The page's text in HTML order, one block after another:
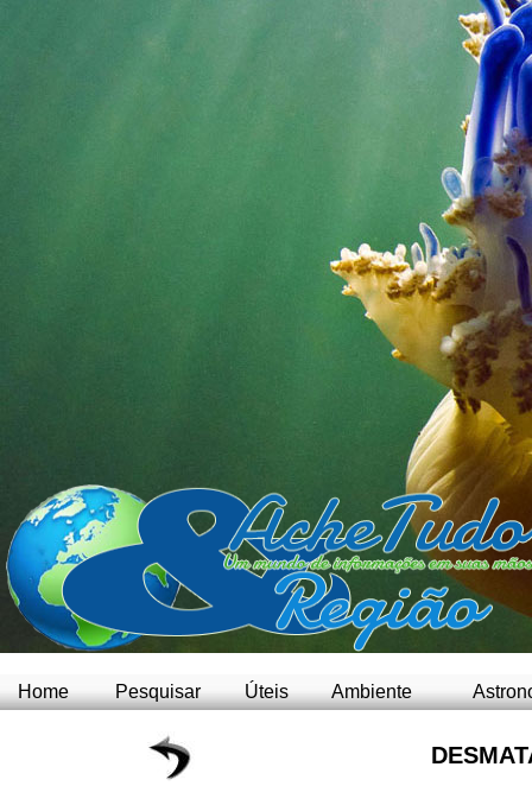
Home Pesquisar Úteis Ambiente